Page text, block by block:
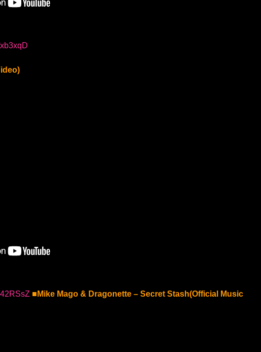
■Mike Mago & Dragonette – Secret Stash(Official Music